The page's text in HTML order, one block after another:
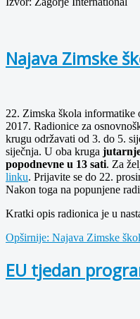
Najava Zimske
22. Zimska škola informatike
2017. Radionice za
krugu održavati od 3. do 5.
siječnja. U oba kruga
popodnevne u 13 sati. Za
linku. Prijavite se do 22.
Nakon toga na popunjene
Kratki opis radionica je u
Opširnije: Najava Zimske
EU tjedan